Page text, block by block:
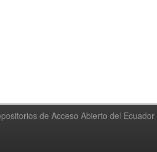
de Acceso Abierto del Ecuador